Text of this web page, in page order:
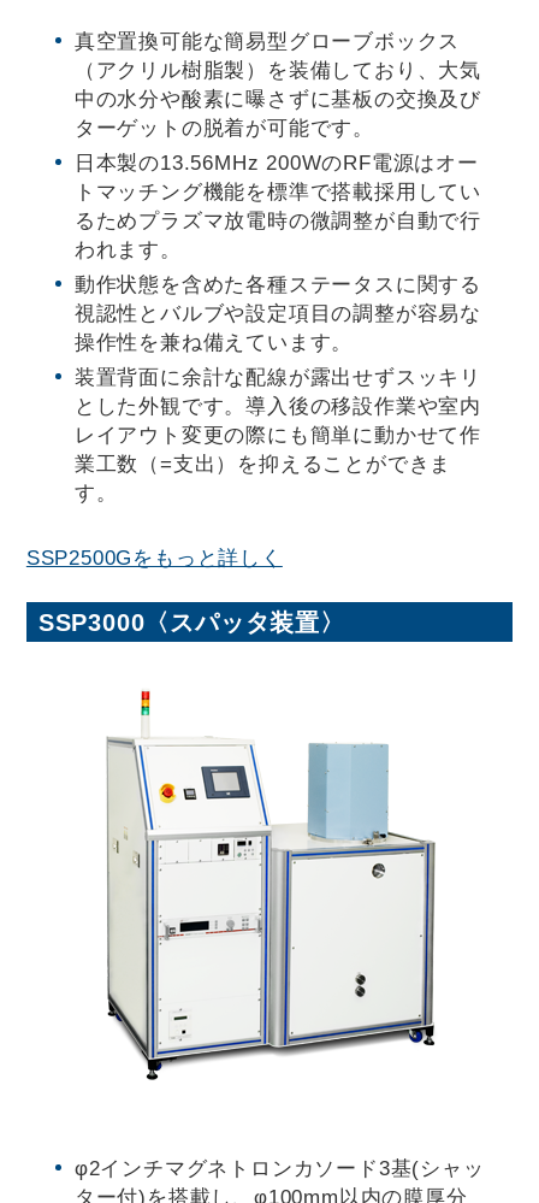
真空置換可能な簡易型グローブボックス
（アクリル樹脂製）を装備しており、大気
中の水分や酸素に曝さずに基板の交換及び
ターゲットの脱着が可能です。
日本製の13.56MHz 200WのRF電源はオー
トマッチング機能を標準で搭載採用してい
るためプラズマ放電時の微調整が自動で行
われます。
動作状態を含めた各種ステータスに関する
視認性とバルブや設定項目の調整が容易な
操作性を兼ね備えています。
装置背面に余計な配線が露出せずスッキリ
とした外観です。導入後の移設作業や室内
レイアウト変更の際にも簡単に動かせて作
業工数（=支出）を抑えることができま
す。
SSP2500Gをもっと詳しく
SSP3000 〈スパッタ装置〉
φ2インチマグネトロンカソード3基(シャッ
ター付)を搭載し、φ100mm以内の膜厚分